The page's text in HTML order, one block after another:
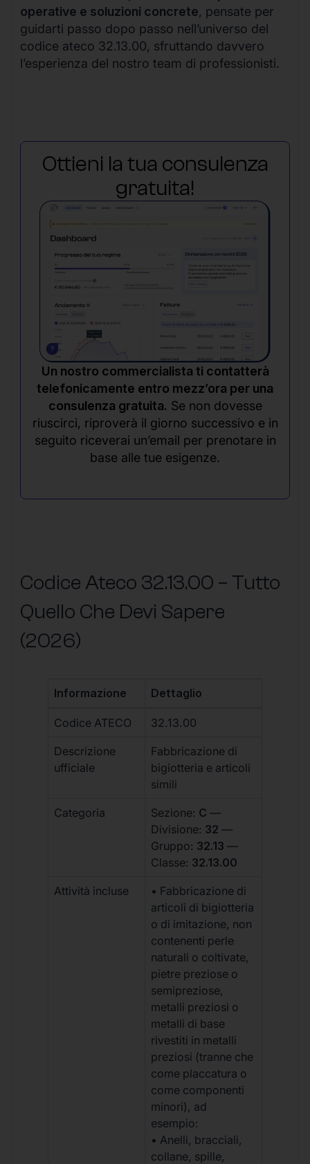
operative e soluzioni concrete, pensate per
guidarti passo dopo passo nell’universo del
codice ateco 32.13.00, sfruttando davvero
l’esperienza del nostro team di professionisti.
Ottieni la tua consulenza
gratuita!
Un nostro commercialista ti contatterà
telefonicamente entro mezz’ora per una
consulenza gratuita. Se non dovesse
riuscirci, riproverà il giorno successivo e in
seguito riceverai un’email per prenotare in
base alle tue esigenze.
Codice Ateco 32.13.00 – Tutto
Quello Che Devi Sapere
(2026)
Informazione Dettaglio
Codice ATECO 32.13.00
Descrizione
ufficiale
Fabbricazione di
bigiotteria e articoli
simili
Categoria Sezione: C —
Divisione: 32 —
Gruppo: 32.13 —
Classe: 32.13.00
Attività incluse
• Fabbricazione di
articoli di bigiotteria
o di imitazione, non
contenenti perle
naturali o coltivate,
pietre preziose o
semipreziose,
metalli preziosi o
metalli di base
rivestiti in metalli
preziosi (tranne che
come placcatura o
come componenti
minori), ad
esempio:
• Anelli, bracciali,
collane, spille,